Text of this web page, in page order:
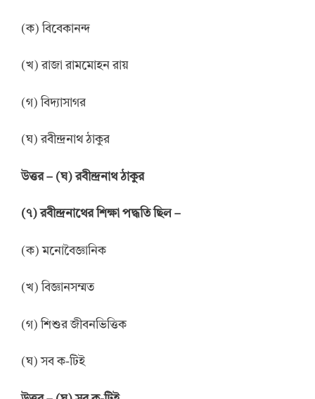
(ক) বিবেকানন্দ
(খ) রাজা রামমোহন রায়
(গ) বিদ্যাসাগর
(ঘ) রবীন্দ্রনাথ ঠাকুর
উত্তর– (ঘ) রবীন্দ্রনাথ ঠাকুর
(৭)রবীন্দ্রনাথের শিক্ষা পদ্ধতি ছিল–
(ক) মনোবৈজ্ঞানিক
(খ) বিজ্ঞানসম্মত
(গ) শিশুর জীবনভিত্তিক
(ঘ) সব ক-টিই